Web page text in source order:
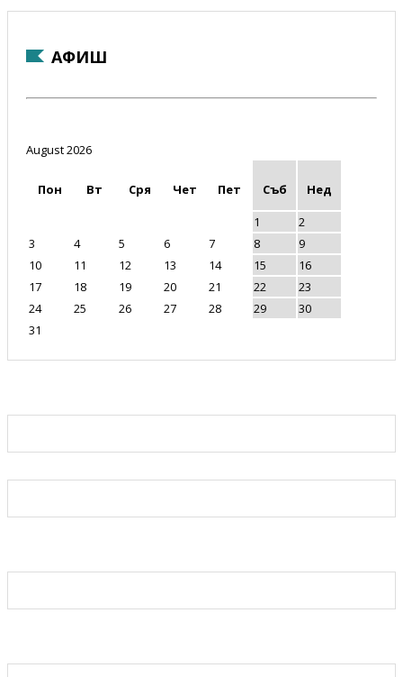
АФИШ
August 2026
Пон Вт Сря Чет Пет Съб
Нед
1
2
3
4 5 6 7 8
9
10
11 12 13 14 15
16
17
18 19 20 21 22
23
24
25 26 27 28 29
30
31